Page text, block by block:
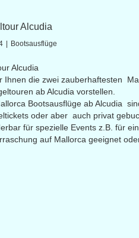
Alcudia
Bootsausflüge
Alcudia
Ihnen die zwei zauberhaftesten
ab Alcudia vorstellen.
Bootsausflüge ab Alcudia
oder aber auch privat
für spezielle Events z.B. für
auf Mallorca geeignet